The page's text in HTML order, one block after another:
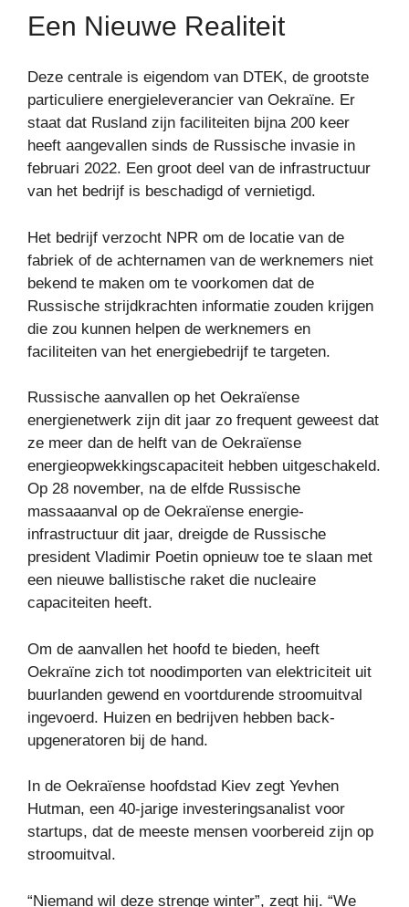
Een Nieuwe Realiteit
Deze centrale is eigendom van DTEK, de grootste
particuliere energieleverancier van Oekraïne. Er
staat dat Rusland zijn faciliteiten bijna 200 keer
heeft aangevallen sinds de Russische invasie in
februari 2022. Een groot deel van de infrastructuur
van het bedrijf is beschadigd of vernietigd.
Het bedrijf verzocht NPR om de locatie van de
fabriek of de achternamen van de werknemers niet
bekend te maken om te voorkomen dat de
Russische strijdkrachten informatie zouden krijgen
die zou kunnen helpen de werknemers en
faciliteiten van het energiebedrijf te targeten.
Russische aanvallen op het Oekraïense
energienetwerk zijn dit jaar zo frequent geweest dat
ze meer dan de helft van de Oekraïense
energieopwekkingscapaciteit hebben uitgeschakeld.
Op 28 november, na de elfde Russische
massaaanval op de Oekraïense energie-
infrastructuur dit jaar, dreigde de Russische
president Vladimir Poetin opnieuw toe te slaan met
een nieuwe ballistische raket die nucleaire
capaciteiten heeft.
Om de aanvallen het hoofd te bieden, heeft
Oekraïne zich tot noodimporten van elektriciteit uit
buurlanden gewend en voortdurende stroomuitval
ingevoerd. Huizen en bedrijven hebben back-
upgeneratoren bij de hand.
In de Oekraïense hoofdstad Kiev zegt Yevhen
Hutman, een 40-jarige investeringsanalist voor
startups, dat de meeste mensen voorbereid zijn op
stroomuitval.
“Niemand wil deze strenge winter”, zegt hij. “We